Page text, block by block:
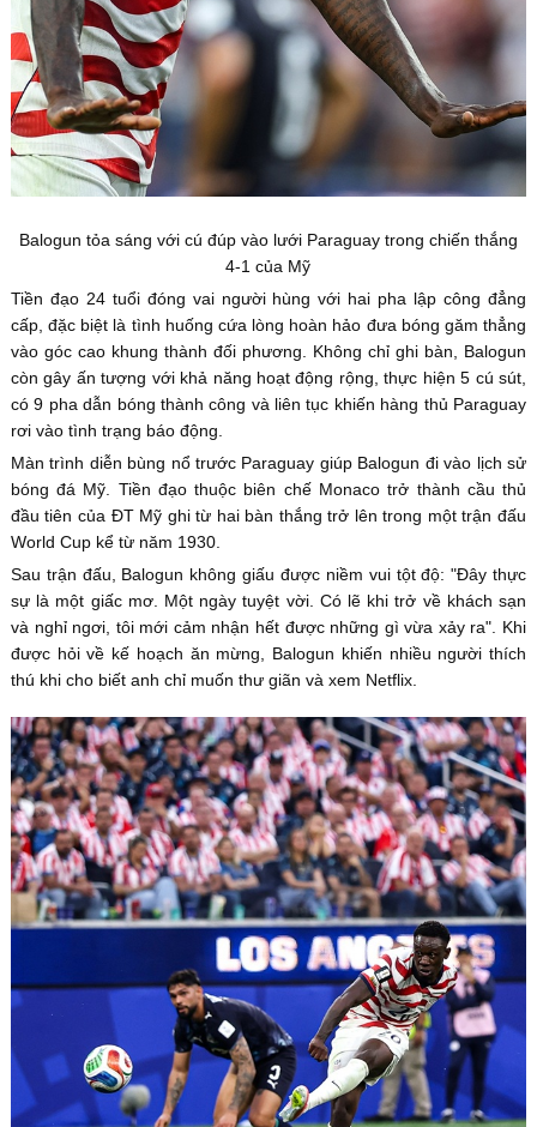
Balogun tỏa sáng với cú đúp vào lưới Paraguay trong chiến thắng
4-1 của Mỹ
Tiền đạo 24 tuổi đóng vai người hùng với hai pha lập công đẳng
cấp, đặc biệt là tình huống cứa lòng hoàn hảo đưa bóng găm thẳng
vào góc cao khung thành đối phương. Không chỉ ghi bàn, Balogun
còn gây ấn tượng với khả năng hoạt động rộng, thực hiện 5 cú sút,
có 9 pha dẫn bóng thành công và liên tục khiến hàng thủ Paraguay
rơi vào tình trạng báo động.
Màn trình diễn bùng nổ trước Paraguay giúp Balogun đi vào lịch sử
bóng đá Mỹ. Tiền đạo thuộc biên chế Monaco trở thành cầu thủ
đầu tiên của ĐT Mỹ ghi từ hai bàn thắng trở lên trong một trận đấu
World Cup kể từ năm 1930.
Sau trận đấu, Balogun không giấu được niềm vui tột độ: "Đây thực
sự là một giấc mơ. Một ngày tuyệt vời. Có lẽ khi trở về khách sạn
và nghỉ ngơi, tôi mới cảm nhận hết được những gì vừa xảy ra". Khi
được hỏi về kế hoạch ăn mừng, Balogun khiến nhiều người thích
thú khi cho biết anh chỉ muốn thư giãn và xem Netflix.